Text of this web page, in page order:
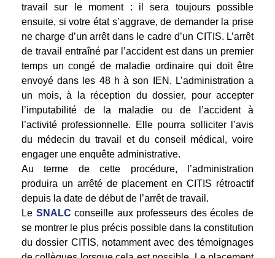
travail sur le moment : il sera toujours possible
ensuite, si votre état s’aggrave, de demander la prise
ne charge d’un arrêt dans le cadre d’un CITIS. L’arrêt
de travail entraîné par l’accident est dans un premier
temps un congé de maladie ordinaire qui doit être
envoyé dans les 48 h à son IEN. L’administration a
un mois, à la réception du dossier, pour accepter
l’imputabilité de la maladie ou de l’accident à
l’activité professionnelle. Elle pourra solliciter l’avis
du médecin du travail et du conseil médical, voire
engager une enquête administrative.
Au terme de cette procédure, l’administration
produira un arrêté de placement en CITIS rétroactif
depuis la date de début de l’arrêt de travail.
Le SNALC conseille aux professeurs des écoles de
se montrer le plus précis possible dans la constitution
du dossier CITIS, notamment avec des témoignages